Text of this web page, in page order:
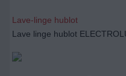
Lave-linge hublot
Lave linge hublot